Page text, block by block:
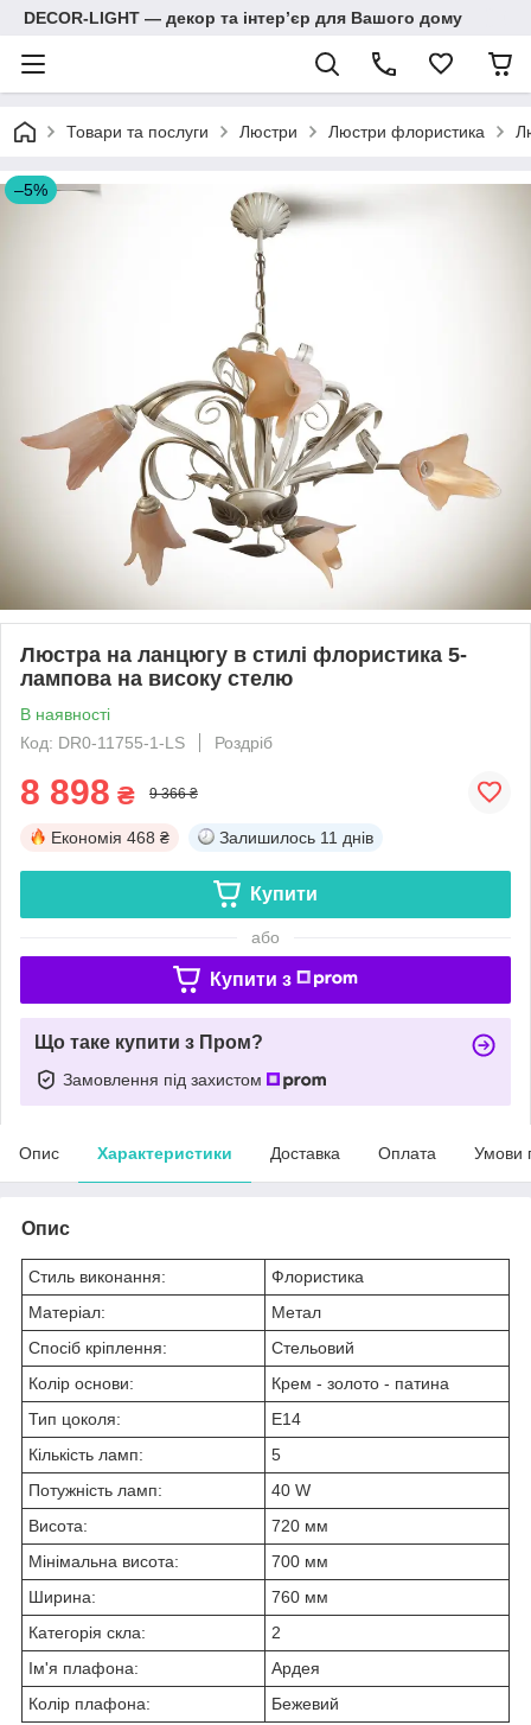
DECOR-LIGHT — декор та інтерʼєр для Вашого дому
Товари та послуги Люстри Люстри флористика
–5%
Люстра на ланцюгу в стилі флористика 5-
лампова на високу стелю
В наявності
Код: DR0-11755-1-LS
Роздріб
8 898 ₴ 9 366 ₴
Економія 468 ₴ Залишилось 11 днів
Купити
або
Купити з
Що таке купити з Пром?
Замовлення під захистом
Опис Характеристики Доставка Оплата Умови
Опис
Стиль виконання:
Флористика
Матеріал:
Метал
Спосіб кріплення:
Стельовий
Колір основи:
Крем - золото - патина
Тип цоколя:
E14
Кількість ламп:
5
Потужність ламп:
40 W
Висота:
720 мм
Мінімальна висота:
700 мм
Ширина:
760 мм
Категорія скла:
2
Ім'я плафона:
Ардея
Колір плафона:
Бежевий